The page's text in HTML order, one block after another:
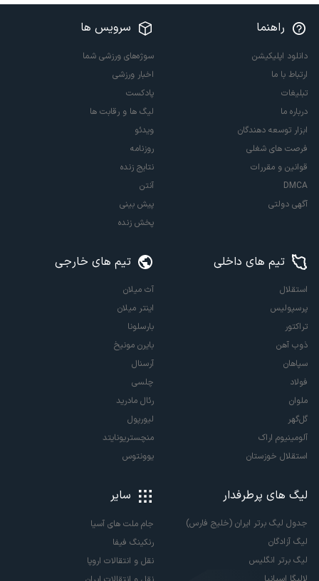
راهنما
دانلود اپلیکیشن
ارتباط با ما
تبلیغات
درباره ما
ابزار توسعه دهندگان
فرصت های شغلی
قوانین و مقررات
DMCA
آگهی دولتی
سرویس ها
سوژه‌های ورزشی شما
اخبار ورزشی
پادکست
لیگ ها و رقابت ها
ویدئو
روزنامه
نتایج زنده
آنتن
پیش بینی
پخش زنده
تیم های داخلی
استقلال
پرسپولیس
تراکتور
ذوب آهن
سپاهان
فولاد
ملوان
گل‌گهر
آلومینیوم اراک
استقلال خوزستان
تیم های خارجی
آث میلان
اینتر میلان
بارسلونا
بایرن مونیخ
آرسنال
چلسی
رئال مادرید
لیورپول
منچستریونایتد
یوونتوس
لیگ های پرطرفدار
جدول لیگ برتر ایران (خلیج فارس)
لیگ آزادگان
لیگ برتر انگلیس
سایر
جام ملت های آسیا
رنکینگ فیفا
نقل و انتقالات اروپا